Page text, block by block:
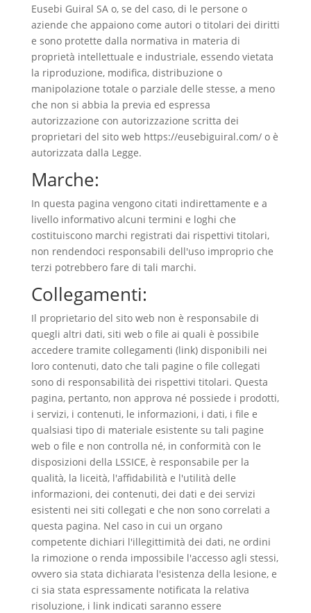
Eusebi Guiral SA o, se del caso, di le persone o
aziende che appaiono come autori o titolari dei diritti
e sono protette dalla normativa in materia di
proprietà intellettuale e industriale, essendo vietata
la riproduzione, modifica, distribuzione o
manipolazione totale o parziale delle stesse, a meno
che non si abbia la previa ed espressa
autorizzazione con autorizzazione scritta dei
proprietari del sito web https://eusebiguiral.com/ o è
autorizzata dalla Legge.
Marche:
In questa pagina vengono citati indirettamente e a
livello informativo alcuni termini e loghi che
costituiscono marchi registrati dai rispettivi titolari,
non rendendoci responsabili dell'uso improprio che
terzi potrebbero fare di tali marchi.
Collegamenti:
Il proprietario del sito web non è responsabile di
quegli altri dati, siti web o file ai quali è possibile
accedere tramite collegamenti (link) disponibili nei
loro contenuti, dato che tali pagine o file collegati
sono di responsabilità dei rispettivi titolari. Questa
pagina, pertanto, non approva né possiede i prodotti,
i servizi, i contenuti, le informazioni, i dati, i file e
qualsiasi tipo di materiale esistente su tali pagine
web o file e non controlla né, in conformità con le
disposizioni della LSSICE, è responsabile per la
qualità, la liceità, l'affidabilità e l'utilità delle
informazioni, dei contenuti, dei dati e dei servizi
esistenti nei siti collegati e che non sono correlati a
questa pagina. Nel caso in cui un organo
competente dichiari l'illegittimità dei dati, ne ordini
la rimozione o renda impossibile l'accesso agli stessi,
ovvero sia stata dichiarata l'esistenza della lesione, e
ci sia stata espressamente notificata la relativa
risoluzione, i link indicati saranno essere